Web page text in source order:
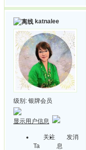
katnalee
级别: 银牌会员
显示用户信息
关注
Ta
发消
息